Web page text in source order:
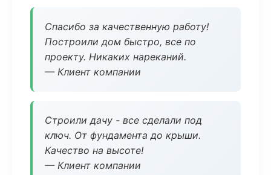
Спасибо за качественную работу!
Построили дом быстро, все по
проекту. Никаких нареканий.
— Клиент компании
Строили дачу - все сделали под
ключ. От фундамента до крыши.
Качество на высоте!
— Клиент компании